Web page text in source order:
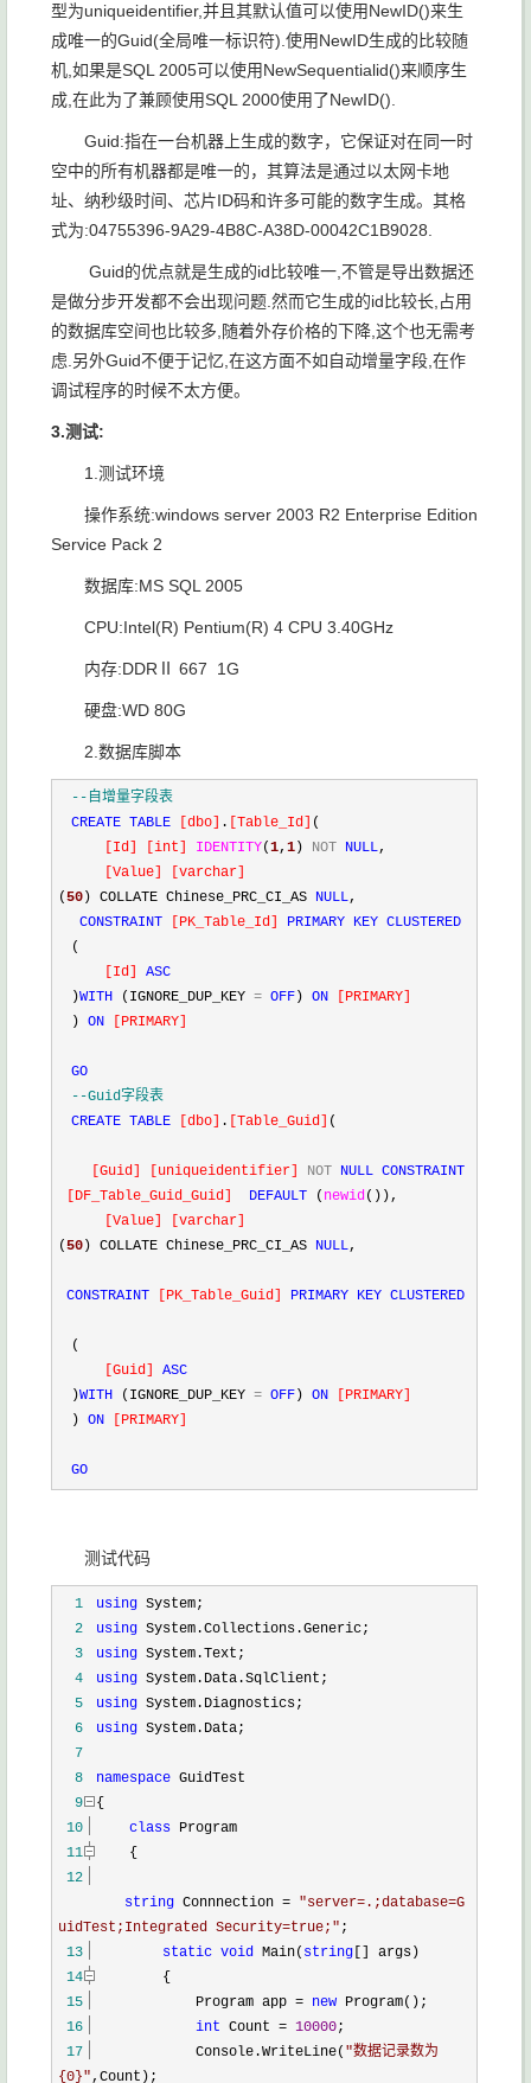
型为uniqueidentifier,并且其默认值可以使用NewID()来生
成唯一的Guid(全局唯一标识符).使用NewID生成的比较随
机,如果是SQL 2005可以使用NewSequentialid()来顺序生
成,在此为了兼顾使用SQL 2000使用了NewID().
Guid:指在一台机器上生成的数字，它保证对在同一时
空中的所有机器都是唯一的，其算法是通过以太网卡地
址、纳秒级时间、芯片ID码和许多可能的数字生成。其格
式为:04755396-9A29-4B8C-A38D-00042C1B9028.
Guid的优点就是生成的id比较唯一,不管是导出数据还
是做分步开发都不会出现问题.然而它生成的id比较长,占用
的数据库空间也比较多,随着外存价格的下降,这个也无需考
虑.另外Guid不便于记忆,在这方面不如自动增量字段,在作
调试程序的时候不太方便。
3.测试:
1.测试环境
操作系统:windows server 2003 R2 Enterprise Edition
Service Pack 2
数据库:MS SQL 2005
CPU:Intel(R) Pentium(R) 4 CPU 3.40GHz
内存:DDRⅡ 667 1G
硬盘:WD 80G
2.数据库脚本
-- 自增量字段表
CREATE TABLE dbo . Table_Id
(
Id int IDENTITY(1, 1 ) NOT NULL,
Value varchar
(50 ) COLLATE Chinese_PRC_CI_AS NULL,
CONSTRAINT
PK_Table_Id PRIMARY KEY CLUSTERED
(
Id
ASC
)WITH (IGNORE_DUP_KEY = OFF ) ON PRIMARY
) ON PRIMARY
GO
--Guid字段表
CREATE TABLE dbo . Table_Guid (
Guid uniqueidentifier NOT NULL CONSTRAINT
DF_Table_Guid_Guid DEFAULT ( newid()),
Value varchar
(50 ) COLLATE Chinese_PRC_CI_AS NULL,
CONSTRAINT PK_Table_Guid PRIMARY KEY CLUSTERED
(
Guid
ASC
)WITH (IGNORE_DUP_KEY = OFF ) ON PRIMARY
) ON PRIMARY
GO
测试代码
1 using System;
2
using System.Collections.Generic;
3
using System.Text;
4
using System.Data.SqlClient;
5
using System.Diagnostics;
6
using System.Data;
7
8
namespace GuidTest
9
{
10
class Program
11
{
12
string Connnection = "server=.;database=G
uidTest;Integrated Security=true; " ;
13
static void Main( string [] args)
14
{
15
Program app = new Program();
16
int Count = 10000;
17
Console.WriteLine( "数据记录数为
{0}",Count);